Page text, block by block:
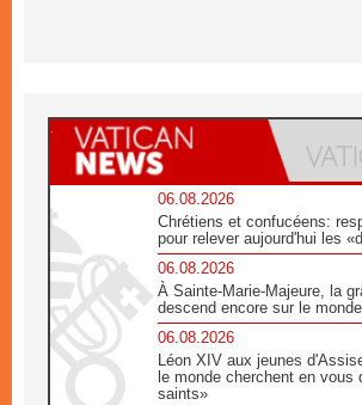
06.08.2026
Chrétiens et confucéens:
pour relever aujourd'hui les
06.08.2026
À Sainte-Marie-Majeure, la
descend encore sur le monde
06.08.2026
Léon XIV aux jeunes
le monde cherchent en vous
saints»